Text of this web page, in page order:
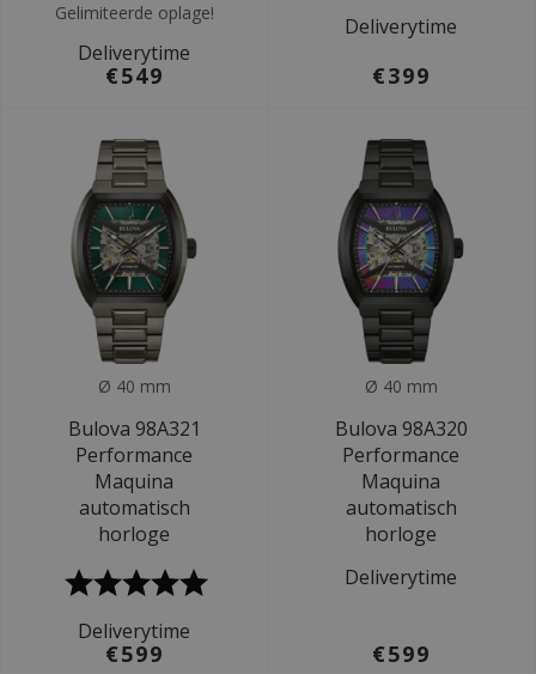
Gelimiteerde oplage!
Deliverytime
€549
Deliverytime
€399
Ø 40 mm
Bulova 98A321
Performance
Maquina
automatisch
horloge
Deliverytime
€599
Ø 40 mm
Bulova 98A320
Performance
Maquina
automatisch
horloge
Deliverytime
€599